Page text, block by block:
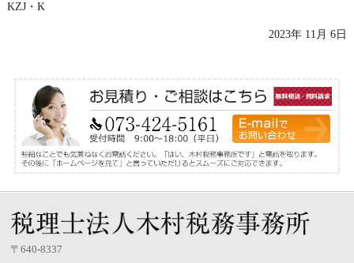
KZJ・K
2023年 11月 6日
〒640-8337